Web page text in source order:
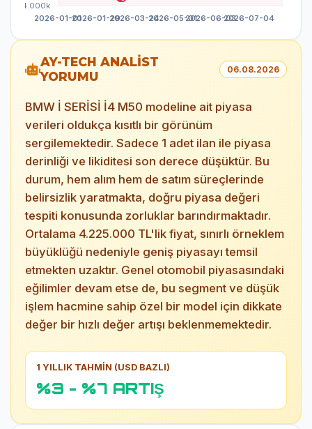
AY-TECH ANALİST
YORUMU
06.08.2026
BMW İ SERİSİ İ4 M50 modeline ait piyasa
verileri oldukça kısıtlı bir görünüm
sergilemektedir. Sadece 1 adet ilan ile piyasa
derinliği ve likiditesi son derece düşüktür. Bu
durum, hem alım hem de satım süreçlerinde
belirsizlik yaratmakta, doğru piyasa değeri
tespiti konusunda zorluklar barındırmaktadır.
Ortalama 4.225.000 TL'lik fiyat, sınırlı örneklem
büyüklüğü nedeniyle geniş piyasayı temsil
etmekten uzaktır. Genel otomobil piyasasındaki
eğilimler devam etse de, bu segment ve düşük
işlem hacmine sahip özel bir model için dikkate
değer bir hızlı değer artışı beklenmemektedir.
1 YILLIK TAHMİN (USD BAZLI)
%3 - %7 ARTIŞ